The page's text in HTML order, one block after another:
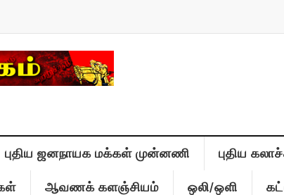
புதிய ஜனநாயக மக்கள் முன்னணி புதிய
ஆவணக் களஞ்சியம் ஒலி/ஒளி